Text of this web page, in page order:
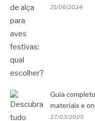
21/06/2024
Guia
materiais e
27/03/2025